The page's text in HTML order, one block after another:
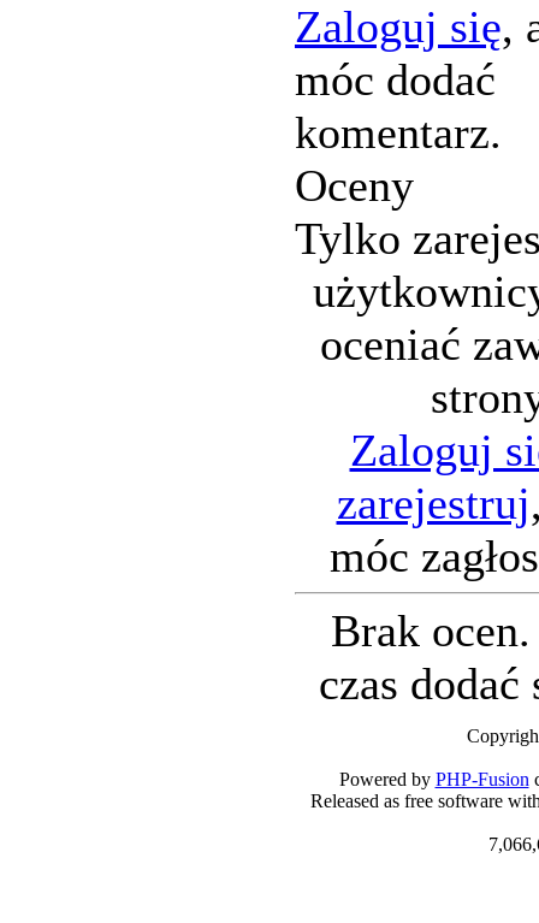
Zaloguj się,
móc dodać
komentarz.
Oceny
Tylko
oceniać
Zaloguj
zarejestruj
móc
Brak
czas dodać
Powered by PHP-Fusion
Released as free software